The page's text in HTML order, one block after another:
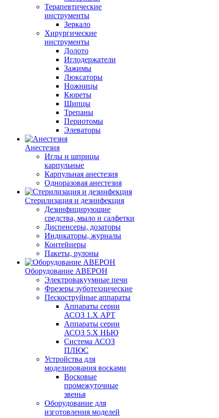
Терапевтические
инструменты
Зеркало
Хирургические
инструменты
Долото
Иглодержатели
Зажимы
Люксаторы
Ножницы
Кюреты
Шипцы
Трепаны
Периотомы
Элеваторы
Анестезия
Иглы и шприцы
карпульные
Карпульная анестезия
Одноразовая анестезия
Стерилизация и дезинфекция
Дезинфицирующие
средства, мыло и салфетки
Диспенсеры, дозаторы
Индикаторы, журналы
Контейнеры
Пакеты, рулоны
Оборудование АВЕРОН
Электровакуумные печи
Фрезеры зуботехнические
Пескоструйные аппараты
Аппараты серии
АСОЗ 1.Х АРТ
Аппараты серии
АСОЗ 5.Х НЬЮ
Система АСОЗ
ПЛЮС
Устройства для
моделирования восками
Восковые
промежуточные
звенья
Оборудование для
изготовления моделей